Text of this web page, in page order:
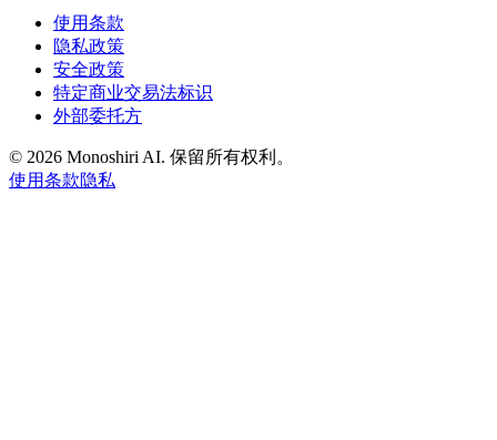
使用条款
隐私政策
安全政策
特定商业交易法标识
外部委托方
© 2026 Monoshiri AI. 保留所有权利。
使用条款隐私